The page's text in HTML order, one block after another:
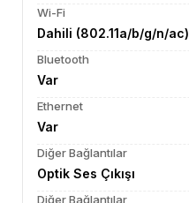
Wi-Fi
Dahili (802.11a/b/g/n/ac)
Bluetooth
Var
Ethernet
Var
Diğer Bağlantılar
Optik Ses Çıkışı
Diğer Bağlantılar